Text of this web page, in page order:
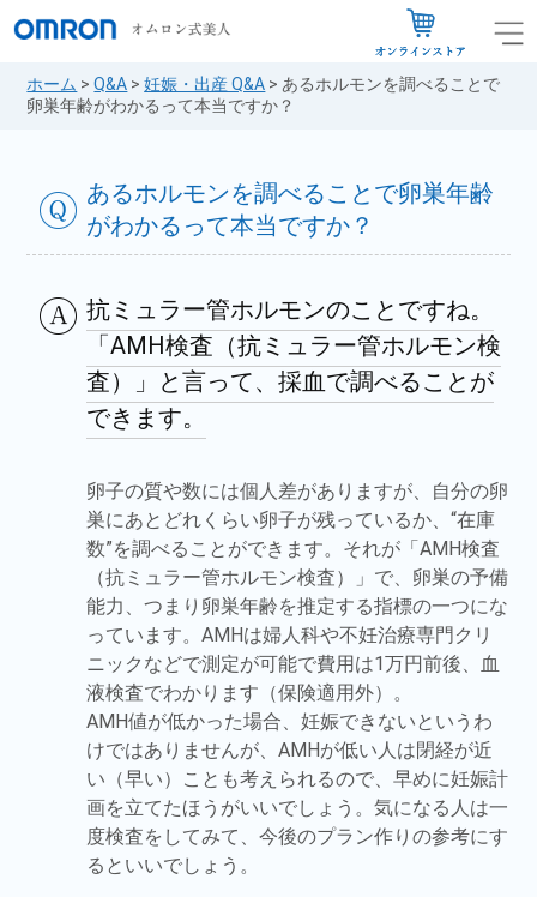
ホーム >Q&A >妊娠・出産 Q&A > あるホルモンを調べることで
卵巣年齢がわかるって本当ですか？
あるホルモンを調べることで卵巣年齢
がわかるって本当ですか？
抗ミュラー管ホルモンのことですね。
「AMH検査（抗ミュラー管ホルモン検
査）」と言って、採血で調べることが
できます。
卵子の質や数には個人差がありますが、自分の卵
巣にあとどれくらい卵子が残っているか、“在庫
数”を調べることができます。それが「AMH検査
（抗ミュラー管ホルモン検査）」で、卵巣の予備
能力、つまり卵巣年齢を推定する指標の一つにな
っています。AMHは婦人科や不妊治療専門クリ
ニックなどで測定が可能で費用は1万円前後、血
液検査でわかります（保険適用外）。
AMH値が低かった場合、妊娠できないというわ
けではありませんが、AMHが低い人は閉経が近
い（早い）ことも考えられるので、早めに妊娠計
画を立てたほうがいいでしょう。気になる人は一
度検査をしてみて、今後のプラン作りの参考にす
るといいでしょう。